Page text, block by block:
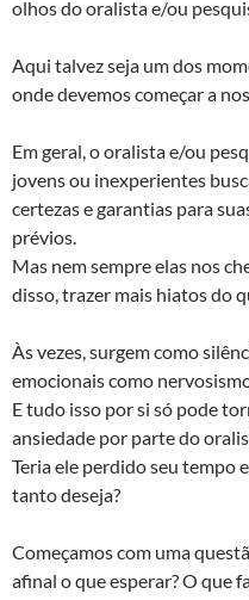
olhos do oralista e/ou
Aqui talvez seja um dos
onde devemos começar a
Em geral, o oralista e/ou
jovens ou inexperientes
certezas e garantias para
prévios.
Mas nem sempre elas nos
disso, trazer mais hiatos do
Às vezes, surgem como
emocionais como
E tudo isso por si só pode
ansiedade por parte do
Teria ele perdido seu tempo
tanto deseja?
Começamos com uma
afinal o que esperar? O que